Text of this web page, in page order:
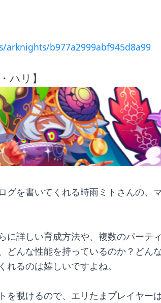
b977a2999abf945d8a99
ハリ】
グを書いてくれる時雨ミトさんの、
に詳しい育成方法や、複数のパーテ
どんな性能を持っているのか？どん
るのは嬉しいですよね。
を覗けるので、エリたまプレイヤー